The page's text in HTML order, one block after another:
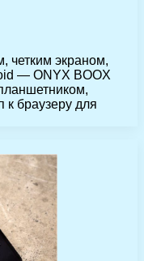
четким экраном,
— ONYX BOOX
к браузеру для